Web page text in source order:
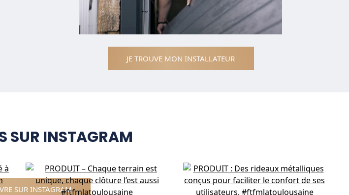
JE TROUVE MON INSTALLATEUR
SUR INSTAGRAM
SUR INSTAGRAM